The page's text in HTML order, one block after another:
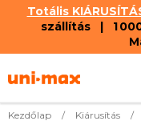
Totális
szállítás | 1
tartalomhoz
Kezdőlap / Kiárusítás /